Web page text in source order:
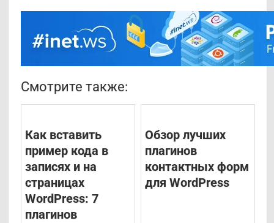
Смотрите также:
Как вставить
пример кода в
записях и на
страницах
WordPress: 7
плагинов
Обзор лучших
плагинов
контактных форм
для WordPress